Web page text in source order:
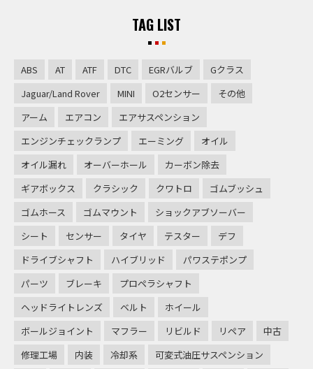
TAG LIST
ABS AT ATF DTC EGRバルブ
Gクラス
Jaguar/Land Rover
MINI O2センサー
その他
アーム
エアコン
エアサスペンション
エンジンチェックランプ
エーミング
オイル
オイル漏れ
オーバーホール
カーボン除去
ギアボックス
クラシック クワトロ
ゴムブッシュ
ゴムホース
ゴムマウント
ショックアブソーバー
シート
センサー タイヤ テスター
デフ
ドライブシャフト
ハイブリッド
パワステポンプ
パーツ
ブレーキ
プロペラシャフト
ヘッドライトレンズ
ベルト
ホイール
ボールジョイント
マフラー リビルド リペア
中古
修理工場
内装 冷却系
可変式油圧サスペンション